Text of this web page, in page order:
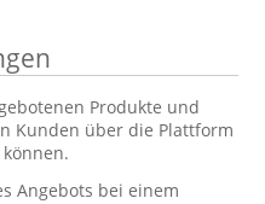
Produkte und
Kunden über die Plattform
Angebots bei einem